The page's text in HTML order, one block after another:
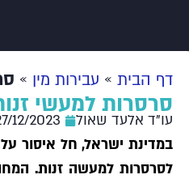
דף הבית » עבירות מין »
סרסרות למעשי
עו"ד אלעד שאול
12/2023
במדינת ישראל, חל איסור על
לסרסרות למעשה זנות.